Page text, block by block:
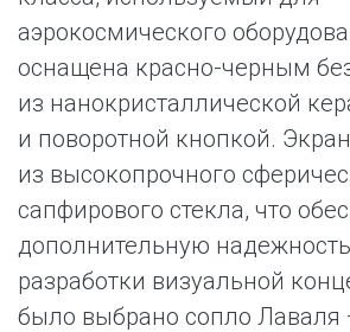
аэрокосмического
оснащена красно-черным
из нанокристаллической
и поворотной кнопкой.
из высокопрочного
сапфирового стекла, что
дополнительную
разработки визуальной
было выбрано сопло Лаваля